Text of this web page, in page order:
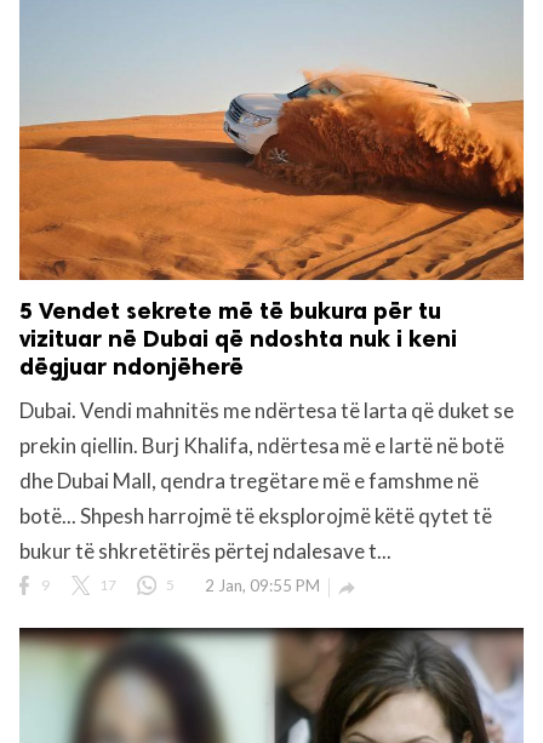
5 Vendet sekrete më të bukura për tu
vizituar në Dubai që ndoshta nuk i keni
dëgjuar ndonjëherë
Dubai. Vendi mahnitës me ndërtesa të larta që duket se
prekin qiellin. Burj Khalifa, ndërtesa më e lartë në botë
dhe Dubai Mall, qendra tregëtare më e famshme në
botë... Shpesh harrojmë të eksplorojmë këtë qytet të
bukur të shkretëtirës përtej ndalesave t...
9 17 5 2 Jan, 09:55 PM 